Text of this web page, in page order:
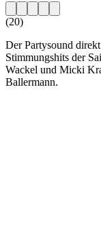
(20)
Der Partysound
Stimmungshits der
Wackel und Micki
Ballermann.